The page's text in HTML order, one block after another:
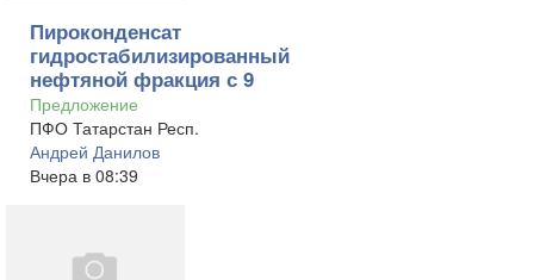
Пироконденсат
гидростабилизированный
нефтяной фракция с 9
Предложение
ПФО Татарстан Респ.
Андрей Данилов
Вчера в 08:39